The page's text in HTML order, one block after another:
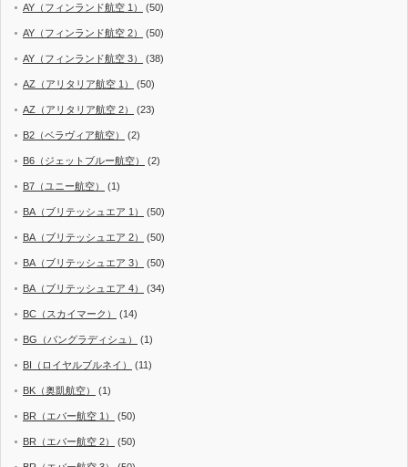
AY（フィンランド航空 1） (50)
AY（フィンランド航空 2） (50)
AY（フィンランド航空 3） (38)
AZ（アリタリア航空 1） (50)
AZ（アリタリア航空 2） (23)
B2（ベラヴィア航空） (2)
B6（ジェットブルー航空） (2)
B7（ユニー航空） (1)
BA（ブリテッシュエア 1） (50)
BA（ブリテッシュエア 2） (50)
BA（ブリテッシュエア 3） (50)
BA（ブリテッシュエア 4） (34)
BC（スカイマーク） (14)
BG（バングラディシュ） (1)
BI（ロイヤルブルネイ） (11)
BK（奥凱航空） (1)
BR（エバー航空 1） (50)
BR（エバー航空 2） (50)